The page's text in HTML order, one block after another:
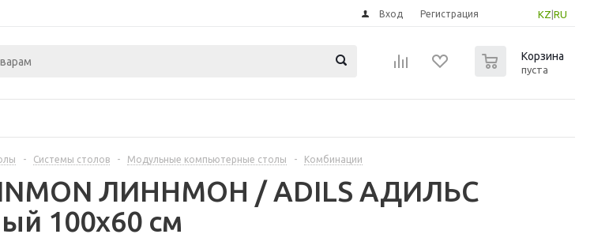
KZ RU
Вход Регистрация
Корзина
пуста
- Системы столов - Модульные компьютерные столы - Комбинации
ЛИННМОН / ADILS АДИЛЬС
100x60 см